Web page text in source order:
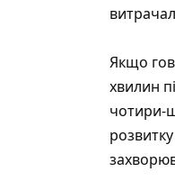
Якщо
хвилин
чотири-